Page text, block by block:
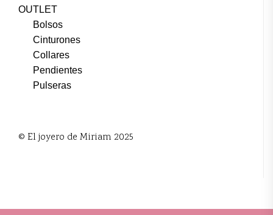
OUTLET
Bolsos
Cinturones
Collares
Pendientes
Pulseras
© El joyero de Miriam 2025